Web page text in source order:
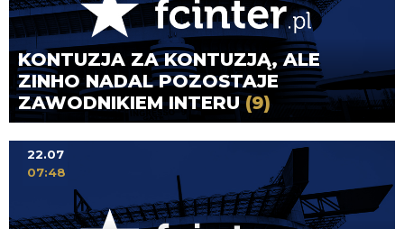
KONTUZJA ZA KONTUZJĄ, ALE
ZINHO NADAL POZOSTAJE
ZAWODNIKIEM INTERU (9)
22.07
07:48